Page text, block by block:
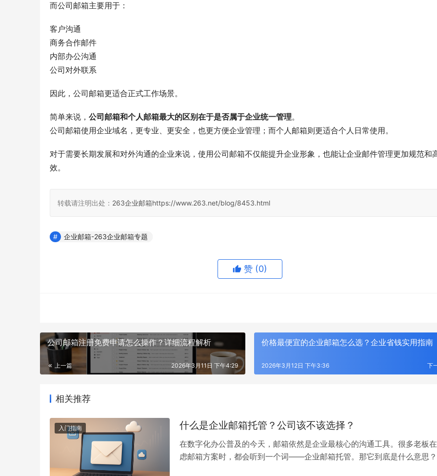
而公司邮箱主要用于：
客户沟通
商务合作邮件
内部办公沟通
公司对外联系
因此，公司邮箱更适合正式工作场景。
简单来说， 公司邮箱和个人邮箱最大的区别在于是否属于企业统一管理。
公司邮箱使用企业域名，更专业、更安全，也更方便企业管理；而个人邮箱则更适合个人日常使用。
对于需要长期发展和对外沟通的企业来说，使用公司邮箱不仅能提升企业形象，也能让企业邮件管理更加规范和
效。
转载请注明出处： 263企业邮箱https://www.263.net/blog/8453.html
企业邮箱-263企业邮箱专题
赞 (0)
公司邮箱注册免费申请怎么操作？详细流程解析
上一篇 2026年3月11日 下午4:29
价格最便宜的企业邮箱怎么选？企业省钱实用指南
下
2026年3月12日 下午3:36
相关推荐
入门指南 什么是企业邮箱托管？公司该不该选择？
在数字化办公普及的今天，邮箱依然是企业最核心的沟通工具。很多老板
虑邮箱方案时，都会听到一个词——企业邮箱托管。那它到底是什么意思